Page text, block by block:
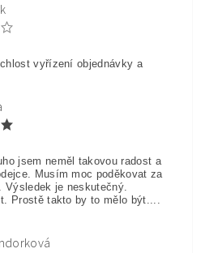
vyřízení objednávky a
jsem neměl takovou radost a
Musím moc poděkovat za
je neskutečný.
Prostě takto by to mělo být....